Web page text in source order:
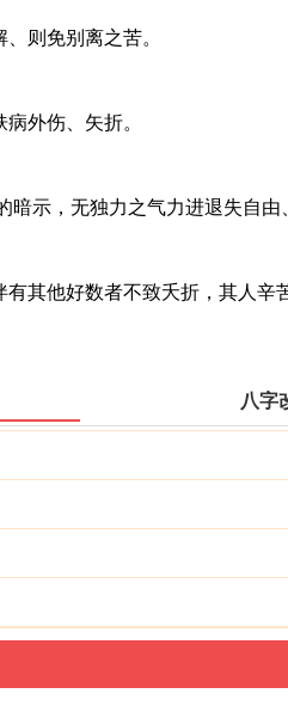
则免别离之苦。
外伤、矢折。
示，无独力之气力进退失自由
他好数者不致夭折，其人辛
八字